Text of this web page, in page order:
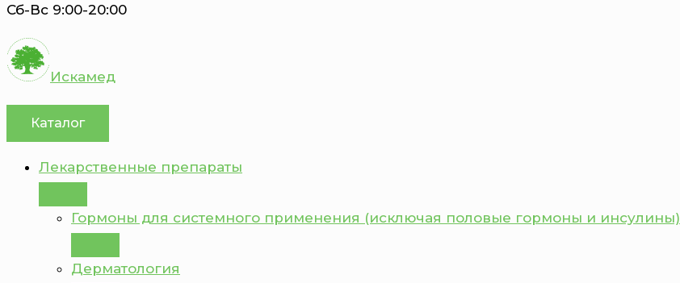
Сб-Вс 9:00-20:00
Искамед
Каталог
Лекарственные препараты
Гормоны для системного применения (исключая половые гормоны и инсулины)
Дерматология